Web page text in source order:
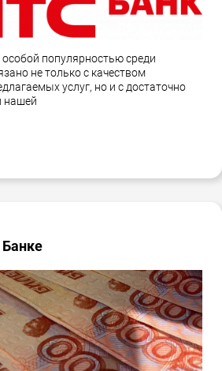
популярностью среди
не только с качеством
услуг, но и с достаточно
нашей